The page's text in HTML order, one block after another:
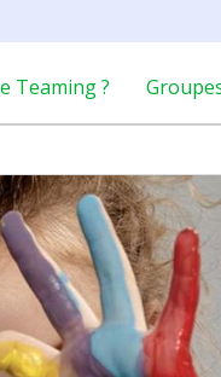
Teaming ?